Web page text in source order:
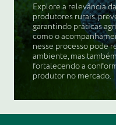
Explore a relevância
produtores rurais,
garantindo práticas
como o
nesse processo pode
ambiente, mas
fortalecendo a
produtor no mercado.